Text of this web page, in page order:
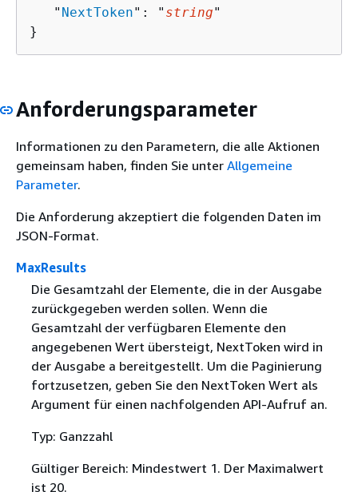
   "
NextToken": " string"
}
Anforderungsparameter
Informationen zu den Parametern, die alle Aktionen
gemeinsam haben, finden Sie unter Allgemeine
Parameter.
Die Anforderung akzeptiert die folgenden Daten im
JSON-Format.
MaxResults
Die Gesamtzahl der Elemente, die in der Ausgabe
zurückgegeben werden sollen. Wenn die
Gesamtzahl der verfügbaren Elemente den
angegebenen Wert übersteigt, NextToken wird in
der Ausgabe a bereitgestellt. Um die Paginierung
fortzusetzen, geben Sie den NextToken Wert als
Argument für einen nachfolgenden API-Aufruf an.
Typ: Ganzzahl
Gültiger Bereich: Mindestwert 1. Der Maximalwert
ist 20.